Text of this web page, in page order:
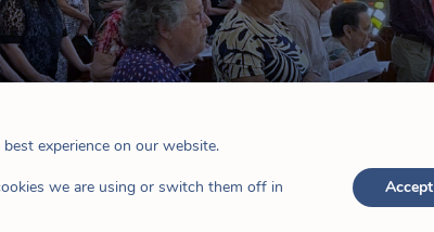
聞 experience on our website.
we are using or switch them off in
Accept